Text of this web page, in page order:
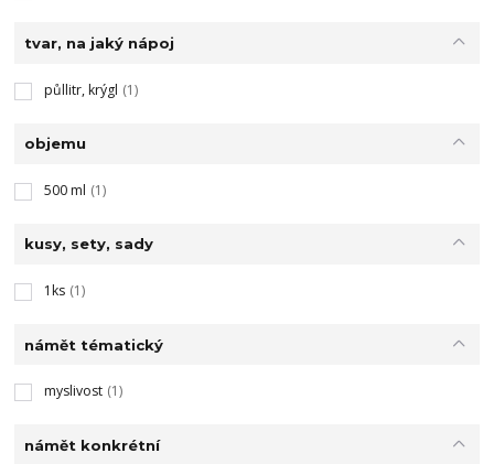
tvar, na jaký nápoj
půllitr, krýgl (1)
objemu
500 ml (1)
kusy, sety, sady
1ks (1)
námět tématický
myslivost (1)
námět konkrétní